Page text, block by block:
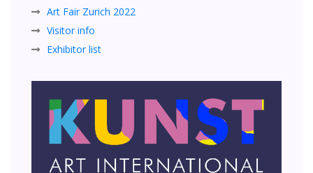
Art Fair Zurich 2022
Visitor info
Exhibitor list